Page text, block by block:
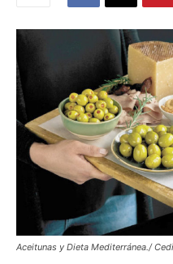
Aceitunas y Dieta Mediterránea./